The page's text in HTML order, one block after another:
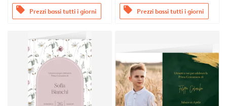
offers Prezzi bassi tutti i giorni offers Prezzi bassi tutti i giorni